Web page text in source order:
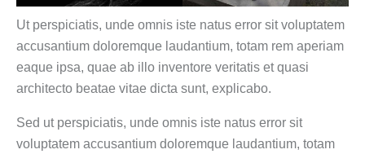
Ut perspiciatis, unde omnis iste natus error sit voluptatem
accusantium doloremque laudantium, totam rem aperiam
eaque ipsa, quae ab illo inventore veritatis et quasi
architecto beatae vitae dicta sunt, explicabo.
Sed ut perspiciatis, unde omnis iste natus error sit
voluptatem accusantium doloremque laudantium, totam